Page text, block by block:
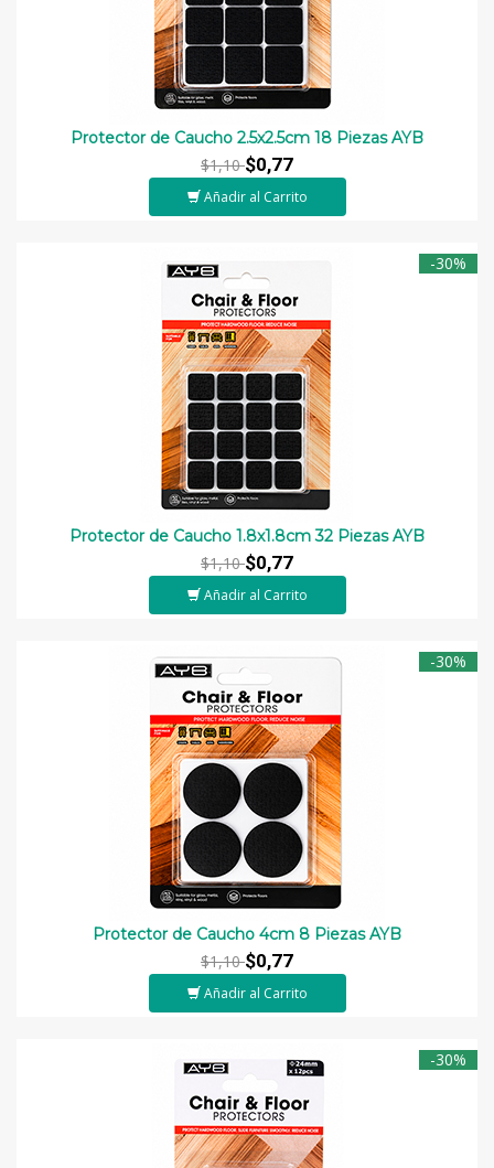
Protector de Caucho 2.5x2.5cm 18 Piezas AYB
$1,10$0,77
Añadir al Carrito
-30%
Protector de Caucho 1.8x1.8cm 32 Piezas AYB
$1,10$0,77
Añadir al Carrito
-30%
Protector de Caucho 4cm 8 Piezas AYB
$1,10$0,77
Añadir al Carrito
-30%